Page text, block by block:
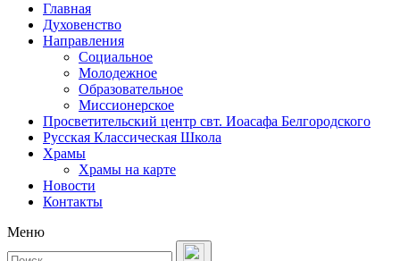
Главная
Духовенство
Направления
Социальное
Молодежное
Образовательное
Миссионерское
Просветительский центр свт. Иоасафа Белгородского
Русская Классическая Школа
Храмы
Храмы на карте
Новости
Контакты
Меню